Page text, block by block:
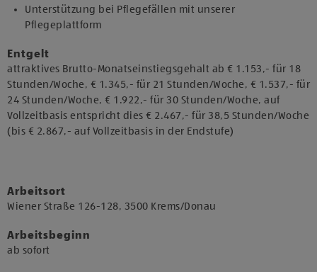
Unterstützung bei Pflegefällen mit unserer
Pflegeplattform
Entgelt
attraktives Brutto-Monatseinstiegsgehalt ab € 1.153,- für 18
Stunden/Woche, € 1.345,- für 21 Stunden/Woche, € 1.537,- für
24 Stunden/Woche, € 1.922,- für 30 Stunden/Woche, auf
Vollzeitbasis entspricht dies € 2.467,- für 38,5 Stunden/Woche
(bis € 2.867,- auf Vollzeitbasis in der Endstufe)
Arbeitsort
​Wiener Straße 126-128, 3500 Krems/Donau​
Arbeitsbeginn
​ab sofort​